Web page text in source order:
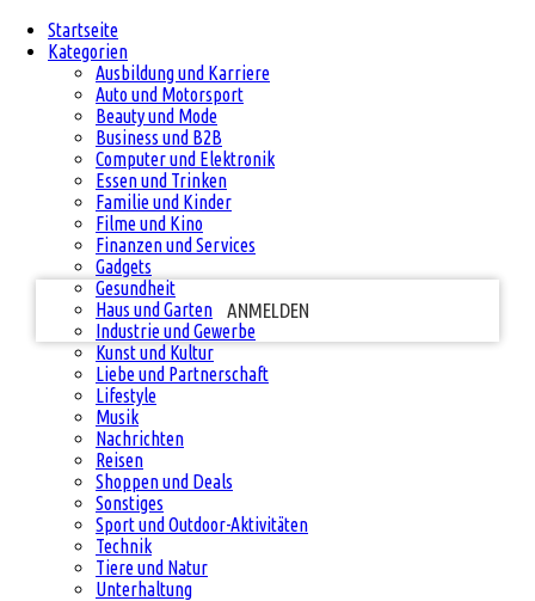
Startseite
Kategorien
Ausbildung und Karriere
Auto und Motorsport
Beauty und Mode
Business und B2B
Computer und Elektronik
Essen und Trinken
Familie und Kinder
Filme und Kino
Finanzen und Services
Gadgets
Gesundheit
Haus und Garten
Industrie und Gewerbe
Kunst und Kultur
Liebe und Partnerschaft
Lifestyle
Musik
Nachrichten
Reisen
Shoppen und Deals
Sonstiges
Sport und Outdoor-Aktivitäten
Technik
Tiere und Natur
Unterhaltung
Melde dich in deinem Konto an
Ihr Passwort
Passwort vergessen?